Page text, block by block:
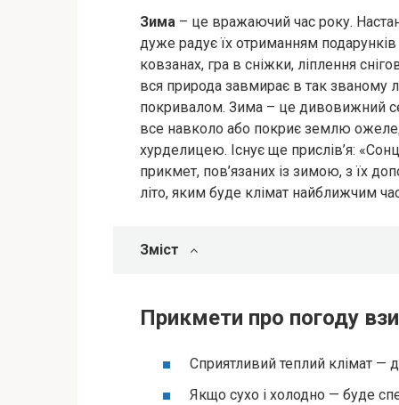
Зима – це вражаючий час року.
дуже радує їх отриманням
ковзанах, гра в сніжки, ліплення
вся природа завмирає в так званому
покривалом. Зима – це дивовижний
все навколо або покриє землю
хурделицею. Існує ще прислів’я:
прикмет, пов’язаних із зимою, з їх
літо, яким буде клімат найближчим
Зміст
Прикмети про погоду
Сприятливий теплий клімат —
Якщо сухо і холодно — буде